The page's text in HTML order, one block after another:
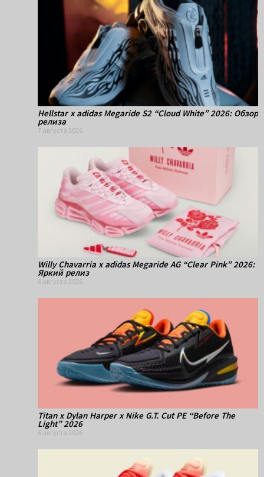
Hellstar x adidas Megaride S2 “Cloud White” 2026: Обзор
релиза
7 августа 2026
Willy Chavarria x adidas Megaride AG “Clear Pink” 2026:
Яркий релиз
6 августа 2026
Titan x Dylan Harper x Nike G.T. Cut PE “Before The
Light” 2026
6 августа 2026